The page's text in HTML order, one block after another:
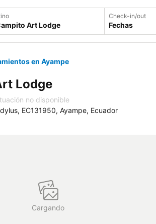
Check-in/out
Fechas
en Ayampe
Lodge
no disponible
EC131950, Ayampe, Ecuador
Cargando